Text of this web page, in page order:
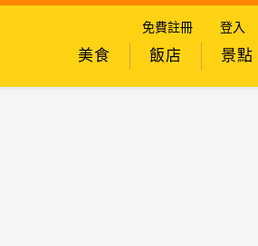
免費註冊 登入
美食 飯店 景點